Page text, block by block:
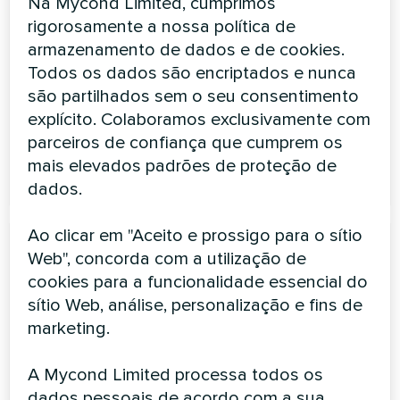
A unidade de fornecimento e exaustão enche a divisão
com ar fresco e remove o ar poluído. É adequada para
divisões pequenas, como apartamentos, escritórios,
lojas, etc
Caudal de ar:360 ... 2000 m3/h
LER MAIS
recuperação de energia da
rigorosamente a nossa política de
armazenamento de dados e de cookies.
Todos os dados são encriptados e nunca
são partilhados sem o seu consentimento
explícito. Colaboramos exclusivamente com
parceiros de confiança que cumprem os
mais elevados padrões de proteção de
dados.
Ao clicar em "Aceito e prossigo para o sítio
Web", concorda com a utilização de
cookies para a funcionalidade essencial do
sítio Web, análise, personalização e fins de
marketing.
A Mycond Limited processa todos os